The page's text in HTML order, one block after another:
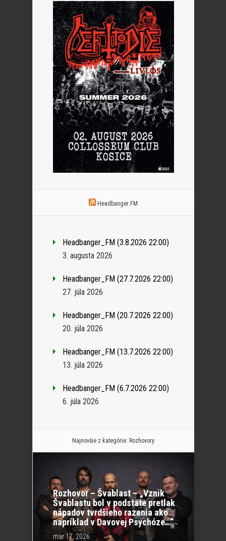
Headbanger FM
Headbanger_FM (3.8.2026 22:00)
3. augusta 2026
Headbanger_FM (27.7.2026 22:00)
27. júla 2026
Headbanger_FM (20.7.2026 22:00)
20. júla 2026
Headbanger_FM (13.7.2026 22:00)
13. júla 2026
Headbanger_FM (6.7.2026 22:00)
6. júla 2026
Najnovšie z kategórie: Rozhovory
Rozhovor – Švablast – „Vznik
Švablastu bol v podstate pretlak
nápadov tvrdšieho razenia ako
napríklad v Davovej Psychóze…“
mar 17, 2026